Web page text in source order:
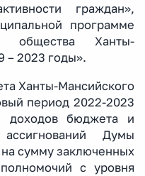
граждан»,
программе
общества Ханты-
– 2023 годы».
Ханты-Мансийского
период 2022-2023
доходов бюджета и
Думы
сумму заключенных
с уровня